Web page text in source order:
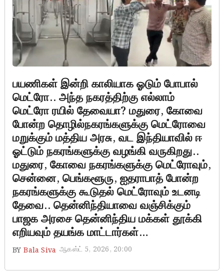
பயணிகள் இன்றி காலியாக ஓடும் போபால்
மெட்ரோ.. அந்த நகரத்திற்கு எல்லாம்
மெட்ரோ ரயில் தேவையா? மதுரை, கோவை
போன்ற தொழில்நகரங்களுக்கு மெட்ரோவை
மறுக்கும் மத்திய அரசு, வட இந்தியாவில் ஈ
ஓட்டும் நகரங்களுக்கு வழங்கி வருகிறது..
மதுரை, கோவை நகரங்களுக்கு மெட்ரோவும்,
சென்னை, பெங்களூரு, ஐதராபாத் போன்ற
நகரங்களுக்கு கூடுதல் மெட்ரோவும் உடனடி
தேவை.. தென்னிந்தியாவை வஞ்சிக்கும்
பாஜக அரசை தென்னிந்திய மக்கள் தூக்கி
எறியவும் தயங்க மாட்டார்கள்…
BY Bala Siva ஆகஸ்ட் 5, 2026, 20:00